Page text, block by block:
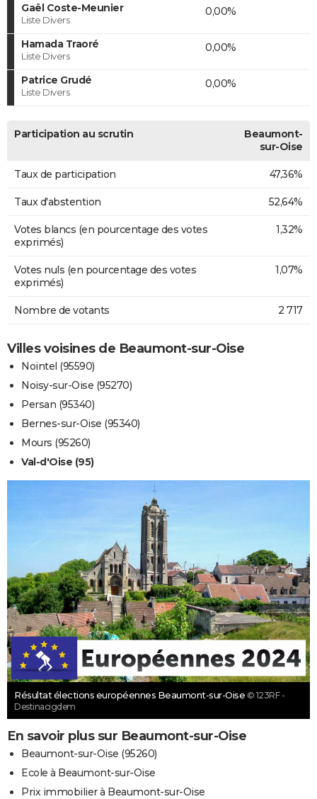
Gaël Coste-Meunier
Liste Divers
0,00%
Hamada Traoré
Liste Divers
0,00%
Patrice Grudé
Liste Divers
0,00%
Participation au scrutin
Beaumont-
sur-Oise
Taux de participation 47,36%
Taux d'abstention 52,64%
Votes blancs (en pourcentage des votes
exprimés)
1,32%
Votes nuls (en pourcentage des votes
exprimés)
1,07%
Nombre de votants 2 717
Villes voisines de Beaumont-sur-Oise
Nointel (95590)
Noisy-sur-Oise (95270)
Persan (95340)
Bernes-sur-Oise (95340)
Mours (95260)
Val-d'Oise (95)
Résultat élections européennes Beaumont-sur-Oise © 123RF -
Destinacigdem
En savoir plus sur Beaumont-sur-Oise
Beaumont-sur-Oise (95260)
Ecole à Beaumont-sur-Oise
Prix immobilier à Beaumont-sur-Oise